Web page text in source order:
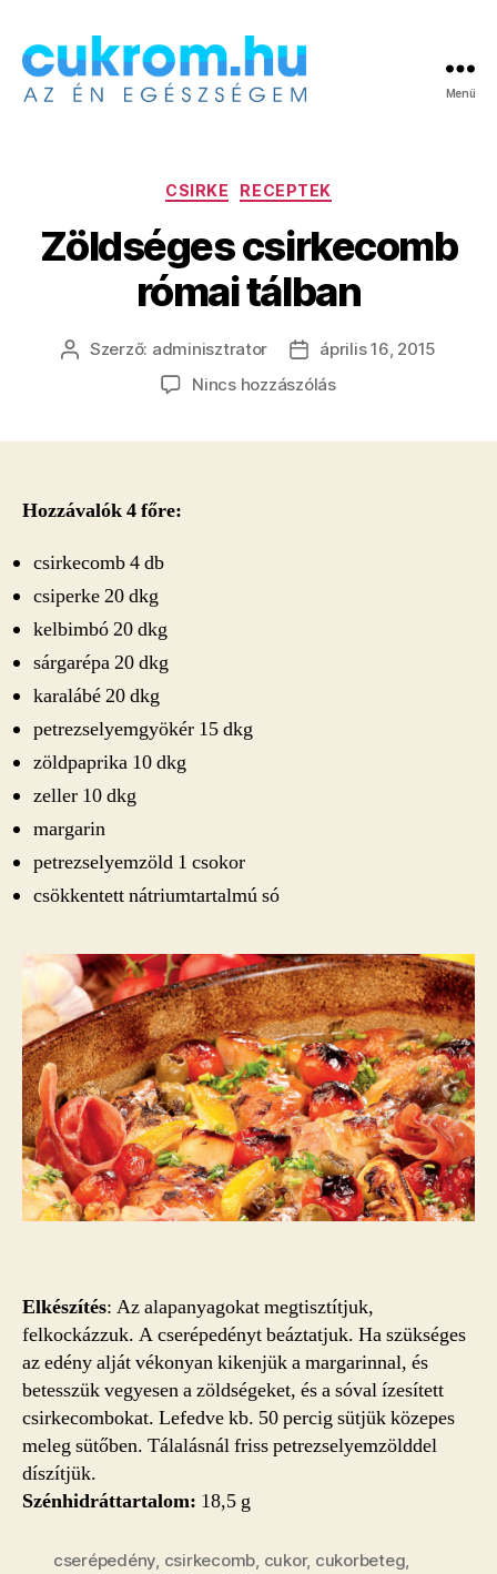
Menü
Kategóriák
CSIRKE RECEPTEK
Zöldséges csirkecomb
római tálban
Bejegyzés
Szerző: adminisztrator
Bejegyzés
dátuma
április 16, 2015
Nincs hozzászólása(z)
Hozzávalók 4 főre:
csirkecomb 4 db
csiperke 20 dkg
kelbimbó 20 dkg
sárgarépa 20 dkg
karalábé 20 dkg
petrezselyemgyökér 15 dkg
zöldpaprika 10 dkg
zeller 10 dkg
margarin
petrezselyemzöld 1 csokor
csökkentett nátriumtartalmú só
Elkészítés: Az alapanyagokat megtisztítjuk,
felkockázzuk. A cserépedényt beáztatjuk. Ha szükséges
az edény alját vékonyan kikenjük a margarinnal, és
betesszük vegyesen a zöldségeket, és a sóval ízesített
csirkecombokat. Lefedve kb. 50 percig sütjük közepes
meleg sütőben. Tálalásnál friss petrezselyemzölddel
díszítjük.
Szénhidráttartalom: 18,5 g
cserépedény csirkecomb cukor, cukorbeteg